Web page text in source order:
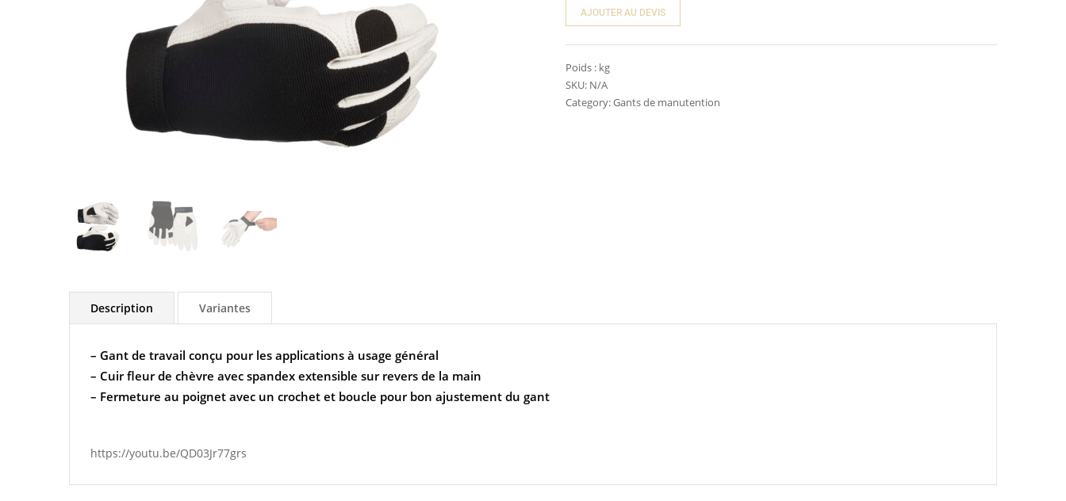
AJOUTER AU DEVIS
Poids : kg
SKU: N/A
Category:Gants de manutention
Description Variantes
– Gant de travail conçu pour les applications à usage général
– Cuir fleur de chèvre avec spandex extensible sur revers de la main
– Fermeture au poignet avec un crochet et boucle pour bon ajustement du gant
https://youtu.be/QD03Jr77grs